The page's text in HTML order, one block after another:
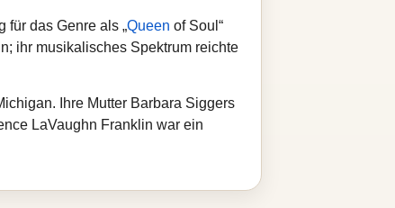
für das Genre als „Queen of Soul“
ihr musikalisches Spektrum reichte
Ihre Mutter Barbara Siggers
LaVaughn Franklin war ein